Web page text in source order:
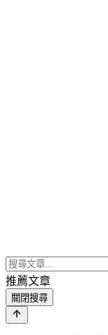
推薦文章
關閉搜尋